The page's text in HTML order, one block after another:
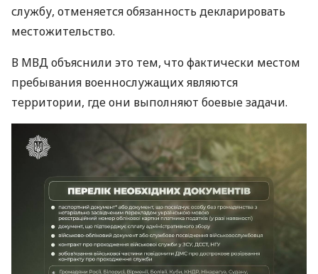
службу, отменяется обязанность декларировать
местожительство.
В МВД объяснили это тем, что фактически местом
пребывания военнослужащих являются
территории, где они выполняют боевые задачи.